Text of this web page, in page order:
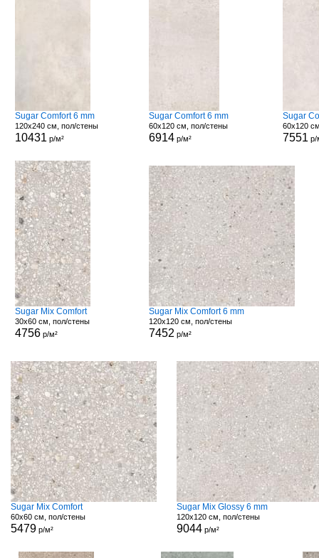
Sugar Comfort 6 mm
120x240 см, пол/стены
10431 р/м²
Sugar Comfort 6 mm
60x120 см, пол/стены
6914 р/м²
Sugar
60x120
7551 р/
Sugar Mix Comfort
30x60 см, пол/стены
4756р/м²
Sugar Mix Comfort 6 mm
120x120 см, пол/стены
7452 р/м²
Sugar Mix Comfort
60x60 см, пол/стены
5479 р/м²
Sugar Mix Glossy 6 mm
120x120 см, пол/стены
9044р/м²